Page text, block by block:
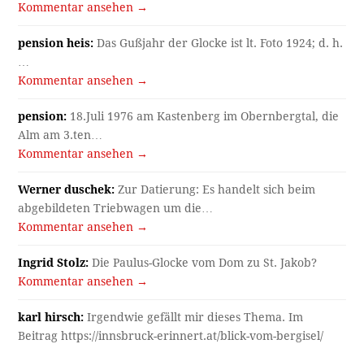
Kommentar ansehen →
pension heis: Das Gußjahr der Glocke ist lt. Foto 1924; d. h.
Kommentar ansehen →
pension: 18.Juli 1976 am Kastenberg im Obernbergtal, die
Alm am 3.ten…
Kommentar ansehen →
Werner duschek: Zur Datierung: Es handelt sich beim
abgebildeten Triebwagen um die…
Kommentar ansehen →
Ingrid Stolz: Die Paulus-Glocke vom Dom zu St. Jakob?
Kommentar ansehen →
karl hirsch: Irgendwie gefällt mir dieses Thema. Im
Beitrag https://innsbruck-erinnert.at/blick-vom-bergisel/